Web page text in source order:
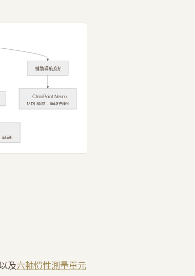
輔助導航系統
靜脈
ClearPoint Neuro
MRI 導航 · 手術自動化
及六軸慣性測量單元